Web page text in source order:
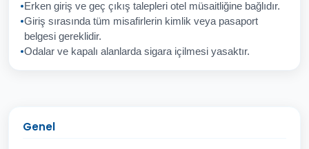
İptal Gönder
Erken giriş ve geç çıkış talepleri otel müsaitliğine bağlıdır.
Giriş sırasında tüm misafirlerin kimlik veya pasaport
belgesi gereklidir.
Odalar ve kapalı alanlarda sigara içilmesi yasaktır.
Genel